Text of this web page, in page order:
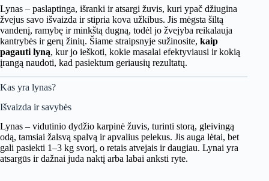
Lynas – paslaptinga, išranki ir atsargi žuvis, kuri ypač džiugina
žvejus savo išvaizda ir stipria kova užkibus. Jis mėgsta šiltą
vandenį, ramybę ir minkštą dugną, todėl jo žvejyba reikalauja
kantrybės ir gerų žinių. Šiame straipsnyje sužinosite, kaip
pagauti lyną, kur jo ieškoti, kokie masalai efektyviausi ir kokią
įrangą naudoti, kad pasiektum geriausių rezultatų.
Kas yra lynas?
Išvaizda ir savybės
Lynas – vidutinio dydžio karpinė žuvis, turinti storą, gleivingą
odą, tamsiai žalsvą spalvą ir apvalius pelekus. Jis auga lėtai, bet
gali pasiekti 1–3 kg svorį, o retais atvejais ir daugiau. Lynai yra
atsargūs ir dažnai juda naktį arba labai anksti ryte.